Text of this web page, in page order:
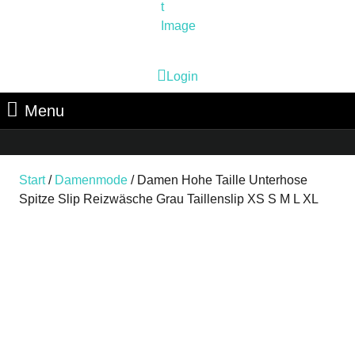
Login
Menu
Start/ Damenmode / Damen Hohe Taille Unterhose
Spitze Slip Reizwäsche Grau Taillenslip XS S M L XL